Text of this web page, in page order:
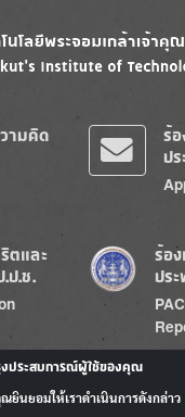
ามคิด
ร้
ป
ตและ
ป.ช.
Image
ร้อ
ปร
งประสบการณ์ผู้ใช้ของคุณ
ยินยอมให้เราดำเนินการดังกล่าว